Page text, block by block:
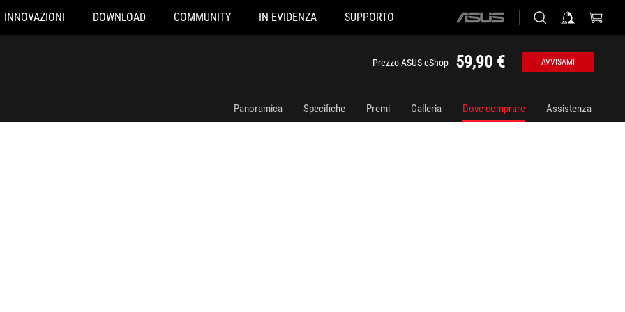
INNOVAZIONI DOWNLOAD COMMUNITY IN EVIDENZA SUPPORTO
ASUS
Prezzo ASUS eShop 59,90 € AVVISAMI
Panoramica Specifiche Premi Galleria Dove comprare Assistenza
ROG-STRIX-550G